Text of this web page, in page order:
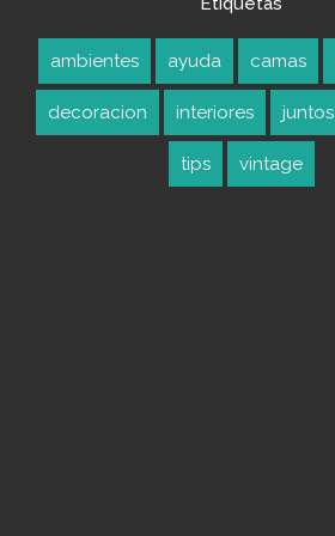
ambientes ayuda camas
decoracion interiores juntos
tips vintage